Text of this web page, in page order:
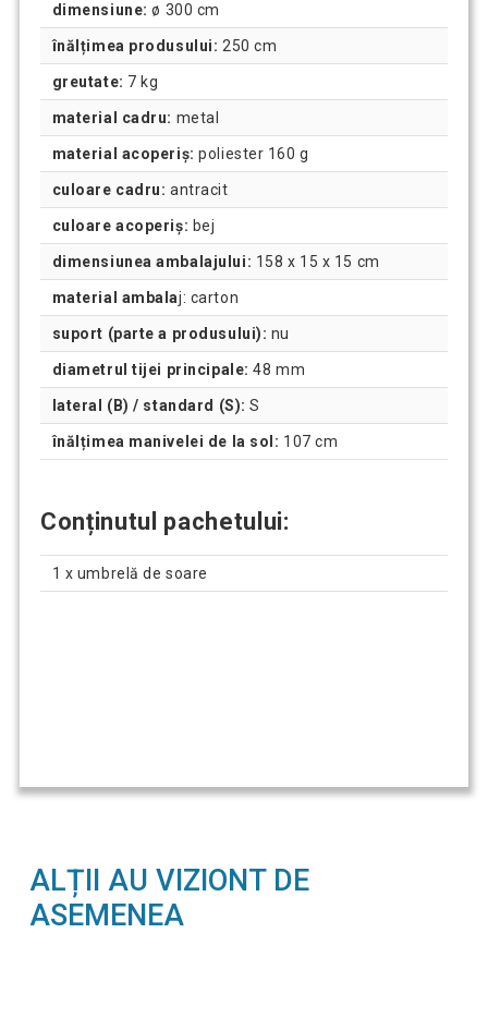
dimensiune: ø 300 cm
înălțimea produsului: 250 cm
greutate: 7 kg
material cadru: metal
material acoperiș: poliester 160 g
culoare cadru: antracit
culoare acoperiș: bej
dimensiunea ambalajului: 158 x 15 x 15 cm
material ambalaj: carton
suport (parte a produsului): nu
diametrul tijei principale: 48 mm
lateral (B) / standard (S): S
înălțimea manivelei de la sol: 107 cm
Conținutul pachetului:
1 x umbrelă de soare
ALȚII AU VIZIONT DE
ASEMENEA